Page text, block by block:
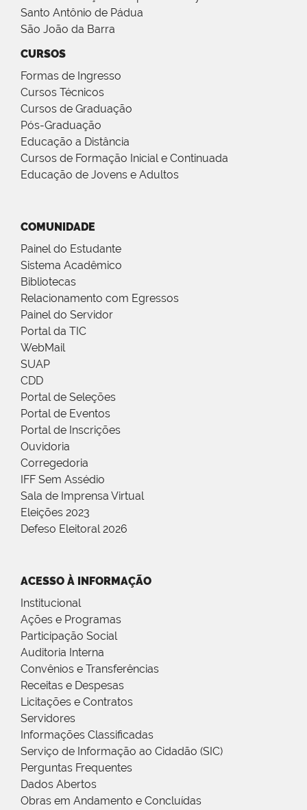
Santo Antônio de Pádua
São João da Barra
CURSOS
Formas de Ingresso
Cursos Técnicos
Cursos de Graduação
Pós-Graduação
Educação a Distância
Cursos de Formação Inicial e Continuada
Educação de Jovens e Adultos
COMUNIDADE
Painel do Estudante
Sistema Acadêmico
Bibliotecas
Relacionamento com Egressos
Painel do Servidor
Portal da TIC
WebMail
SUAP
CDD
Portal de Seleções
Portal de Eventos
Portal de Inscrições
Ouvidoria
Corregedoria
IFF Sem Assédio
Sala de Imprensa Virtual
Eleições 2023
Defeso Eleitoral 2026
ACESSO À INFORMAÇÃO
Institucional
Ações e Programas
Participação Social
Auditoria Interna
Convênios e Transferências
Receitas e Despesas
Licitações e Contratos
Servidores
Informações Classificadas
Serviço de Informação ao Cidadão (SIC)
Perguntas Frequentes
Dados Abertos
Obras em Andamento e Concluídas